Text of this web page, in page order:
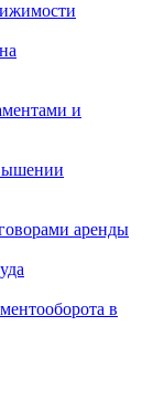
и
аренды
в